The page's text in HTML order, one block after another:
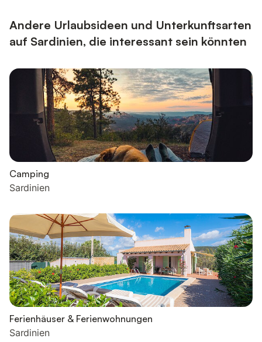
Andere Urlaubsideen und Unterkunftsarten
auf Sardinien, die interessant sein könnten
Camping
Sardinien
Ferienhäuser & Ferienwohnungen
Sardinien